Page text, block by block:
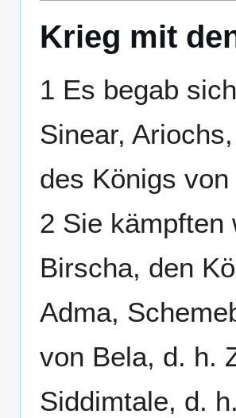
Krieg mit
1 Es begab
Sinear,
des Königs
2 Sie kämpften
Birscha, den
Adma,
von Bela, d. h.
Siddimtale, d.